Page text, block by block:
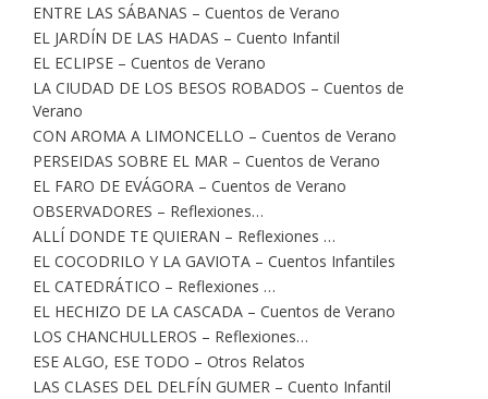
ENTRE LAS SÁBANAS – Cuentos de Verano
EL JARDÍN DE LAS HADAS – Cuento Infantil
EL ECLIPSE – Cuentos de Verano
LA CIUDAD DE LOS BESOS ROBADOS – Cuentos de
Verano
CON AROMA A LIMONCELLO – Cuentos de Verano
PERSEIDAS SOBRE EL MAR – Cuentos de Verano
EL FARO DE EVÁGORA – Cuentos de Verano
OBSERVADORES – Reflexiones…
ALLÍ DONDE TE QUIERAN – Reflexiones …
EL COCODRILO Y LA GAVIOTA – Cuentos Infantiles
EL CATEDRÁTICO – Reflexiones …
EL HECHIZO DE LA CASCADA – Cuentos de Verano
LOS CHANCHULLEROS – Reflexiones…
ESE ALGO, ESE TODO – Otros Relatos
LAS CLASES DEL DELFÍN GUMER – Cuento Infantil